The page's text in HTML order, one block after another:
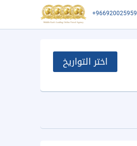
+966920025959
اختر التواريخ